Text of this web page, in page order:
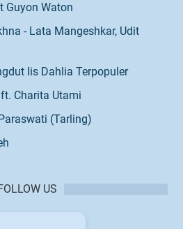
Guyon Waton
- Lata Mangeshkar, Udit
Iis Dahlia Terpopuler
Charita Utami
(Tarling)
US